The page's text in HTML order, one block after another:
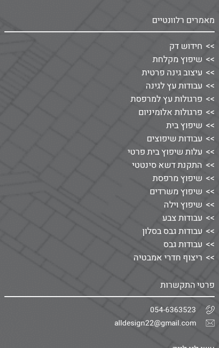
מאמרים רלוונטיים
חידוש דק
שיפוץ מקלחת
עיצוב גינה פרטית
עבודות עץ לגינה
פרגולות עץ למרפסת
פרגולות אלומיניום
שיפוץ בית
עבודות שיפוצים
עלות שיפוץ בית פרטי
התקנת דשא סינטטי
שיפוץ מרפסת
שיפוץ משרדים
שיפוץ וילה
עבודות צבע
עבודות גבס בסלון
עבודות גבס
ריצוף חדרי אמבטיה
פרטי התקשרות
054-6363523
alldesign22@gmail.com